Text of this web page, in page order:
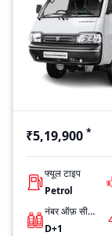
₹5,19,900 *
फ्यूल टाइप
Petrol
नंबर ऑफ़ सीट्स
D+1